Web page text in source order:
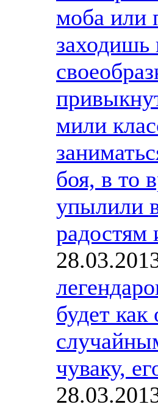
моба или
заходишь
мили
боя, в то
упылили
радостям
будет
чуваку,